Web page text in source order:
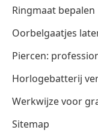
Ringmaat bepalen
Oorbelgaatjes
Piercen:
Horlogebatterij
Werkwijze voor
Sitemap